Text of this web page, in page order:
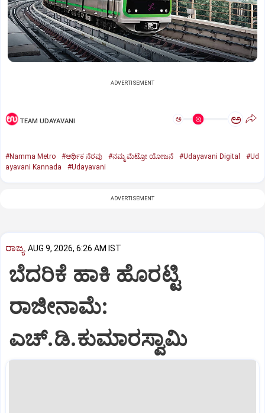
ADVERTISEMENT
TEAM UDAYAVANI ಅ ಅ
#Namma Metro #ಆರ್ಥಿಕ ನೆರವು #ನಮ್ಮ ಮೆಟ್ರೋ ಯೋಜನೆ #Udayavani Digital
#Ud
ayavani Kannada
#Udayavani
ADVERTISEMENT
ರಾಜ್ಯ AUG 9, 2026, 6:26 AM IST
ಬೆದರಿಕೆ ಹಾಕಿ ಹೊರಟ್ಟಿ
ರಾಜೀನಾಮೆ:
ಎಚ್‌.ಡಿ.ಕುಮಾರಸ್ವಾಮಿ